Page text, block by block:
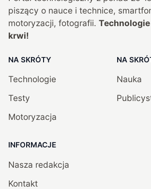
piszący o nauce i technice,
motoryzacji, fotografii.
krwi!
NA SKRÓTY
Technologie
Testy
Motoryzacja
NA
Nauka
INFORMACJE
Nasza redakcja
Kontakt